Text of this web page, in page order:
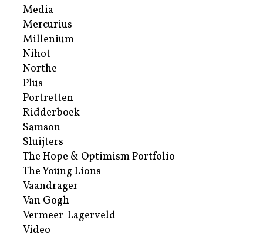
Media
Mercurius
Millenium
Nihot
Northe
Plus
Portretten
Ridderboek
Samson
Sluijters
The Hope & Optimism Portfolio
The Young Lions
Vaandrager
Van Gogh
Vermeer-Lagerveld
Video